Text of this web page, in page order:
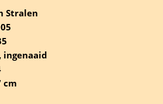
Stralen
ingenaaid
cm